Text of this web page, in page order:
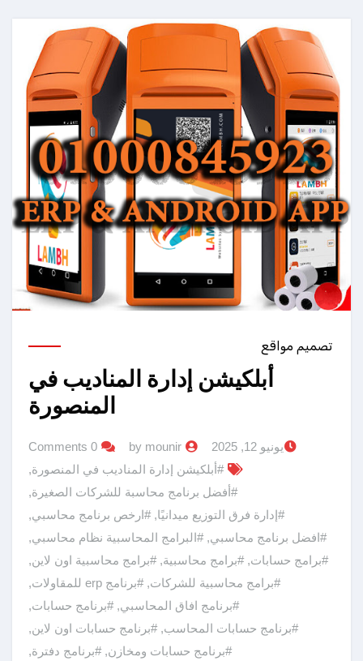
تصميم مواقع
أبلكيشن إدارة المناديب في
المنصورة
يونيو 12, 2025 by mounir
0 Comments
#أبلكيشن إدارة المناديب في المنصورة,
#أفضل برنامج محاسبة للشركات الصغيرة,
#إدارة فرق التوزيع ميدانيًا,#ارخص برنامج محاسبي,
#افضل برنامج محاسبي,#البرامج المحاسبية نظام محاسبي,
#برامج حسابات,#برامج محاسبية,#برامج محاسبية اون لاين,
#برامج محاسبية للشركات,#برنامج erp للمقاولات
,
#برنامج افاق المحاسبي,#برنامج حسابات,
#برنامج حسابات المحاسب,#برنامج حسابات اون لاين,
#برنامج حسابات ومخازن,#برنامج دفترة,